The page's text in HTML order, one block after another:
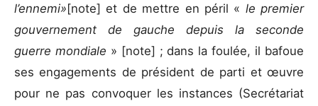
l’ennemi»[note] et de mettre en péril « le premier
gouvernement de gauche depuis la seconde
guerre mondiale » [note] ; dans la foulée, il bafoue
ses engagements de président de parti et œuvre
pour ne pas convoquer les instances (Secrétariat